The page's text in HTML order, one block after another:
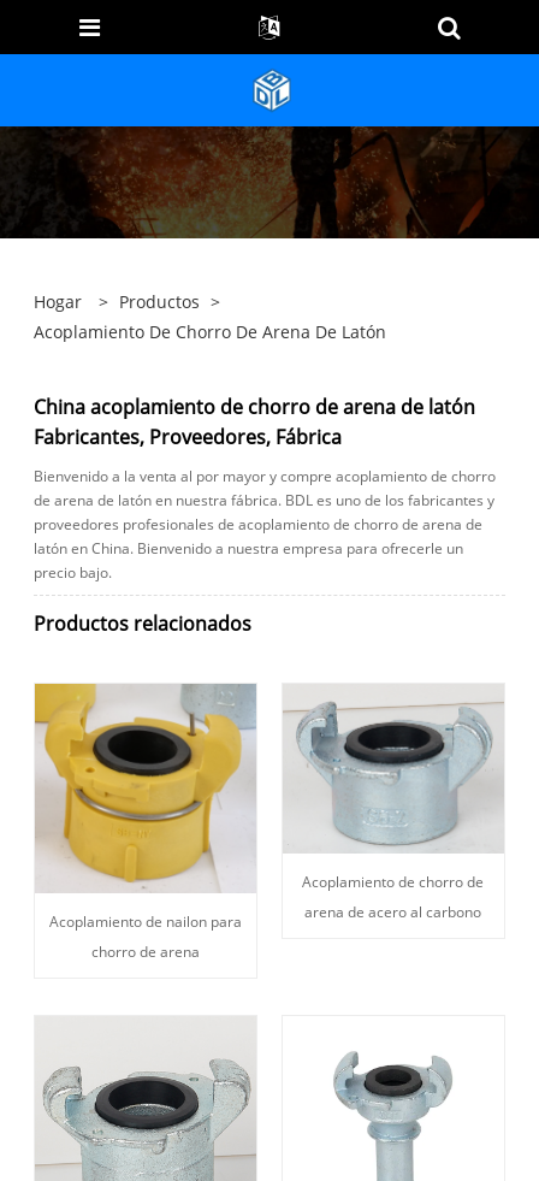
Hogar > Productos >
Acoplamiento De Chorro De Arena De Latón
China acoplamiento de chorro de arena de latón
Fabricantes, Proveedores, Fábrica
Bienvenido a la venta al por mayor y compre acoplamiento de chorro
de arena de latón en nuestra fábrica. BDL es uno de los fabricantes y
proveedores profesionales de acoplamiento de chorro de arena de
latón en China. Bienvenido a nuestra empresa para ofrecerle un
precio bajo.
Productos relacionados
Acoplamiento de nailon para
chorro de arena
Acoplamiento de chorro de
arena de acero al carbono